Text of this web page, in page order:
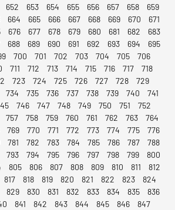
652 653 654 655 656 657 658
659
664 665 666 667 668 669 670
671
676 677 678 679 680 681 682
683
688 689 690 691 692 693 694
695
700 701 702 703 704 705
706
711 712 713 714 715 716 717
718
723 724 725 726 727 728
729
734 735 736 737 738 739 740
741
746 747 748 749 750 751
752
757 758 759 760 761 762 763
764
769 770 771 772 773 774 775
776
781 782 783 784 785 786 787
788
793 794 795 796 797 798 799
800
805 806 807 808 809 810 811
812
817 818 819 820 821 822 823
824
829 830 831 832 833 834 835
836
841 842 843 844 845 846
847